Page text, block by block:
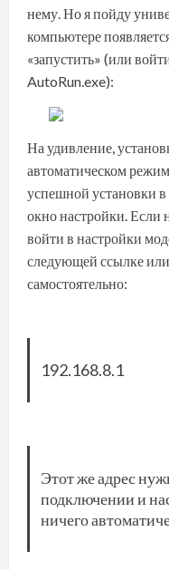
нему. Но я пойду
компьютере
«запустить» (или
AutoRun.exe):
На удивление,
автоматическом
успешной установки в
окно настройки. Если
войти в настройки
следующей ссылке или
самостоятельно:
192.168.8.1
Этот же адрес
подключении и
ничего